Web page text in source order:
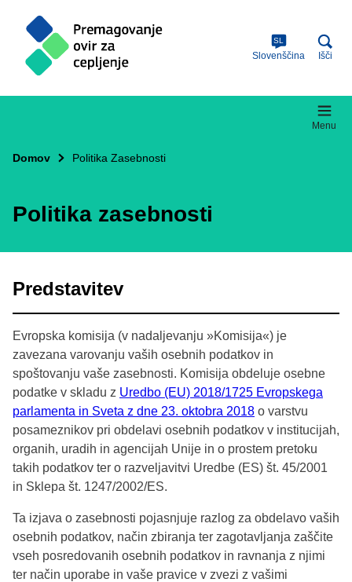
content
SL
Slovenščina Išči
Menu
Domov Politika Zasebnosti
Politika zasebnosti
Predstavitev
Evropska komisija (v nadaljevanju »Komisija«) je
zavezana varovanju vaših osebnih podatkov in
spoštovanju vaše zasebnosti. Komisija obdeluje osebne
podatke v skladu z Uredbo (EU) 2018/1725 Evropskega
parlamenta in Sveta z dne 23. oktobra 2018 o varstvu
posameznikov pri obdelavi osebnih podatkov v institucijah,
organih, uradih in agencijah Unije in o prostem pretoku
takih podatkov ter o razveljavitvi Uredbe (ES) št. 45/2001
in Sklepa št. 1247/2002/ES.
Ta izjava o zasebnosti pojasnjuje razlog za obdelavo vaših
osebnih podatkov, način zbiranja ter zagotavljanja zaščite
vseh posredovanih osebnih podatkov in ravnanja z njimi
ter način uporabe in vaše pravice v zvezi z vašimi